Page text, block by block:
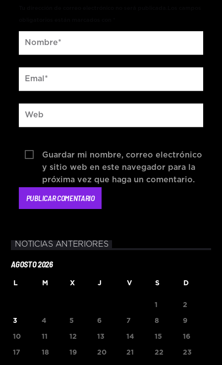
Guardar mi nombre, correo electrónico
y sitio web en este navegador para la
próxima vez que haga un comentario.
NOTICIAS ANTERIORES
AGOSTO 2026
L M X J V S D
1 2
3 4 5 6 7 8 9
10 11 12 13 14 15 16
17 18 19 20 21 22 23